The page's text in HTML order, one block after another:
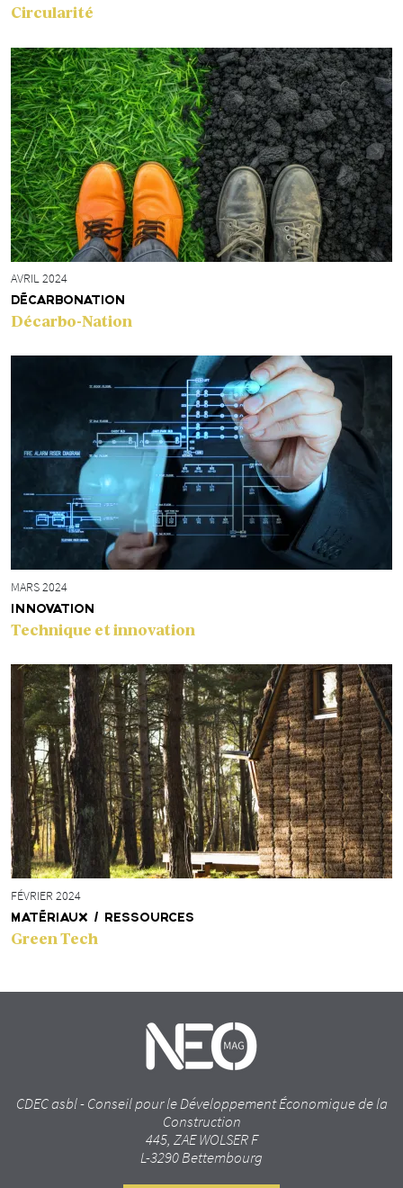
Circularité
AVRIL 2024
DÉCARBONATION
Décarbo-Nation
MARS 2024
INNOVATION
Technique et innovation
FÉVRIER 2024
MATÉRIAUX / RESSOURCES
Green Tech
CDEC asbl - Conseil pour le Développement Économique de la
Construction
445, ZAE WOLSER F
L-3290 Bettembourg